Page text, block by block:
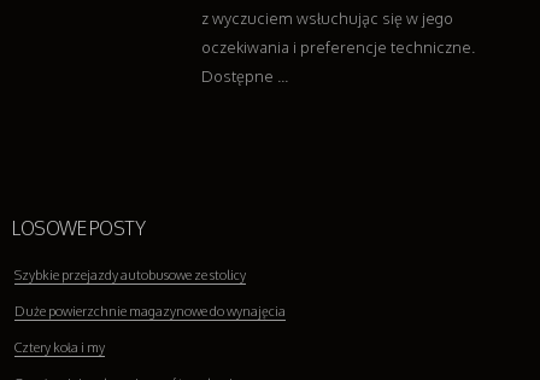
z wyczuciem wsłuchując się w jego
oczekiwania i preferencje techniczne.
Dostępne ...
LOSOWE POSTY
Szybkie przejazdy autobusowe ze stolicy
Duże powierzchnie magazynowe do wynajęcia
Cztery koła i my